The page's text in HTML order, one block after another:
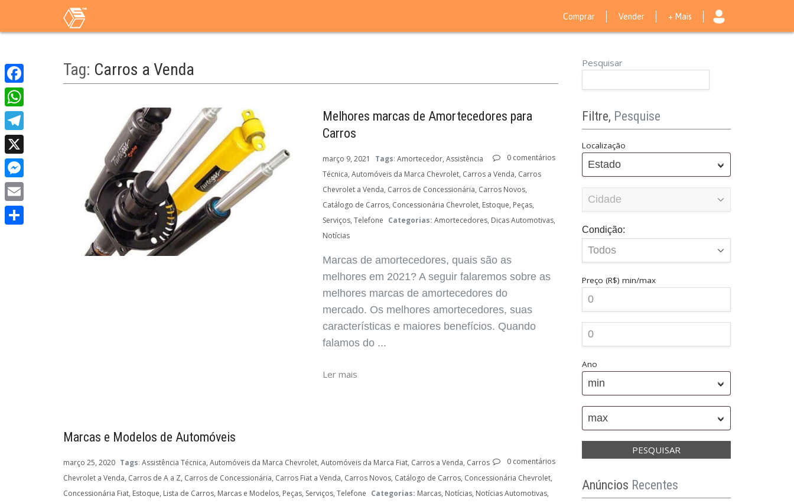
Comprar Vender + Mais
Tag: Carros a Venda
Melhores marcas de Amortecedores para
Carros
0 comentários
março 9, 2021 Tags: Amortecedor Assistência
Técnica Automóveis da Marca Chevrolet Carros a Venda Carros
Chevrolet a Venda Carros de Concessionária Carros Novos
Catálogo de Carros Concessionária Chevrolet Estoque Peças
Serviços Telefone Categorias: Amortecedores Dicas Automotivas
Notícias
Marcas de amortecedores, quais são as
melhores em 2021? A seguir falaremos sobre as
melhores marcas de amortecedores do
mercado. Os melhores amortecedores, suas
características e maiores benefícios. Quando
falamos do ...
Ler mais
Marcas e Modelos de Automóveis
0 comentários
março 25, 2020 Tags: Assistência Técnica Automóveis da Marca Chevrolet Automóveis da Marca Fiat Carros a Venda Carros
Chevrolet a Venda Carros de A a Z Carros de Concessionária Carros Fiat a Venda Carros Novos Catálogo de Carros Concessionária Chevrolet
Concessionária Fiat Estoque Lista de Carros Marcas e Modelos Peças Serviços Telefone Categorias: Marcas Notícias Notícias Automotivas
Pesquisar
Filtre, Pesquise
Localização
Estado
Condição:
Preço (R$) min/max
Ano
min
max
Anúncios Recentes
Facebook
WhatsApp
Telegram
X
Messenger
Email